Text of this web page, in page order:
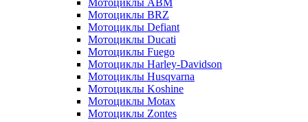
Мотоциклы ABM
Мотоциклы BRZ
Мотоциклы Defiant
Мотоциклы Ducati
Мотоциклы Fuego
Мотоциклы Harley-Davidson
Мотоциклы Husqvarna
Мотоциклы Koshine
Мотоциклы Motax
Мотоциклы Zontes